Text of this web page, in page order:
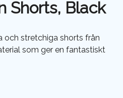
Shorts, Black
och stretchiga shorts från
som ger en fantastiskt